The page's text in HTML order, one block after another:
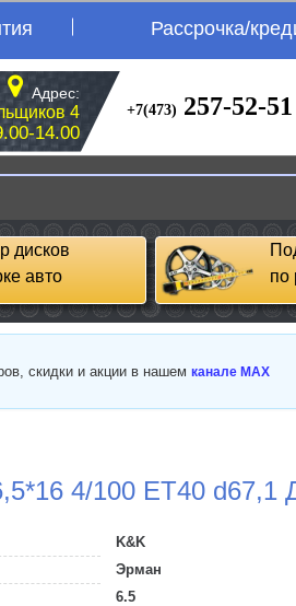
Рассрочка/
Адрес:
4
14.00
+7(473) 257-52-51
дисков
авто
по
скидки и акции в нашем канале MAX
4/100 ET40 d67,1
K&K
Эрман
6.5